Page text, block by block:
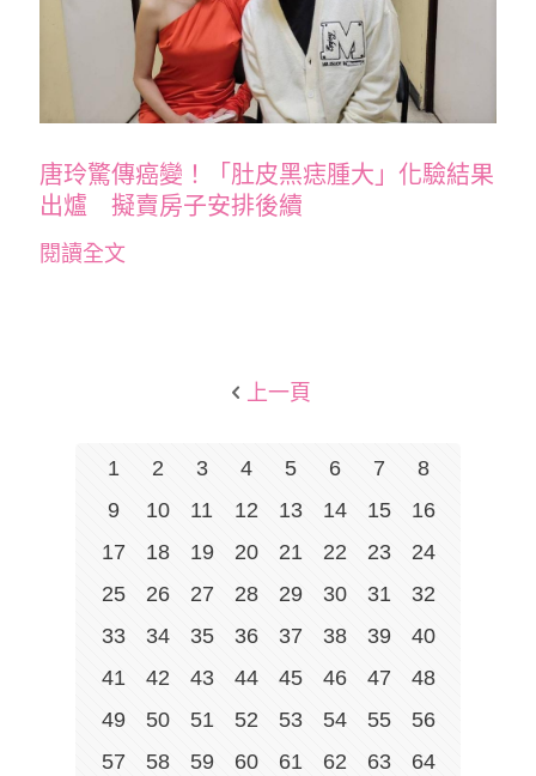
唐玲驚傳癌變！「肚皮黑痣腫大」化驗結果
出爐 擬賣房子安排後續
閱讀全文
上一頁
1 2 3 4 5 6 7
8
9
10 11 12 13 14 15
16
17
18 19 20 21 22 23
24
25
26 27 28 29 30 31
32
33
34 35 36 37 38 39
40
41
42 43 44 45 46 47
48
49
50 51 52 53 54 55
56
57
58 59 60 61 62 63
64